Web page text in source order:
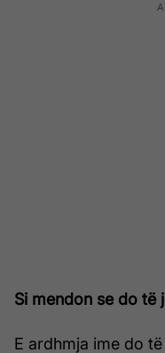
Si mendon se do të
E ardhmja ime do